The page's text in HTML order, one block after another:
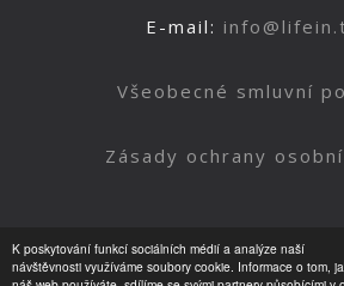
K poskytování funkcí sociálních médií a analýze naší
návštěvnosti využíváme soubory cookie. Informace o tom,
E-mail:
Všeobecné smluvní
Zásady ochrany
Nahoru